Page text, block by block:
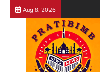
Skip
Aug 8, 2026